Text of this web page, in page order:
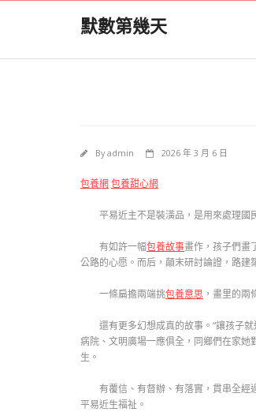
默數第幾天
Byadmin 2026 年 3 月 6 日
包養網包養甜心網
平易近主不是裝潢品，是用來處理國
有如許一幅包養故事畫作，孩子們畫
公路的心愿。而后，顛末研討論證，路建
一條扁擔兩端挑包養意思 ，畫里的兩
還有更多幻想成真的故事。“讓孩子
病院、文明廣場一應俱全，同鄉們在家她
生。
有覆信、有督辦、有落實，貫串全經
平易近生福祉。